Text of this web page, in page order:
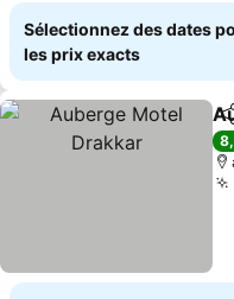
Sélectionnez des dates
les prix exacts